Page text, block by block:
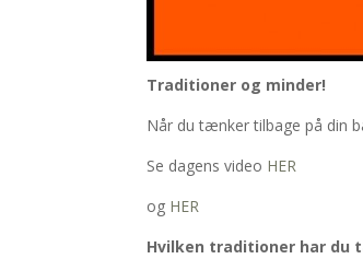
Traditioner og minder!
Når du tænker tilbage på din
Se dagens video HER
og HER
Hvilken traditioner har du